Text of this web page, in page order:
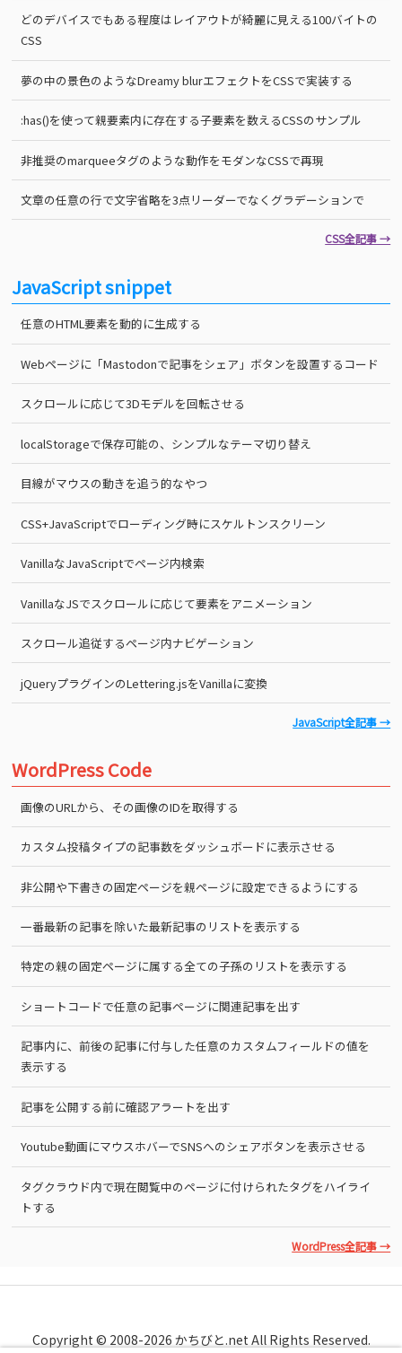
どのデバイスでもある程度はレイアウトが綺麗に見える100バイトの
CSS
夢の中の景色のようなDreamy blurエフェクトをCSSで実装する
:has()を使って親要素内に存在する子要素を数えるCSSのサンプル
非推奨のmarqueeタグのような動作をモダンなCSSで再現
文章の任意の行で文字省略を3点リーダーでなくグラデーションで
CSS全記事 →
JavaScript snippet
任意のHTML要素を動的に生成する
Webページに「Mastodonで記事をシェア」ボタンを設置するコード
スクロールに応じて3Dモデルを回転させる
localStorageで保存可能の、シンプルなテーマ切り替え
目線がマウスの動きを追う的なやつ
CSS+JavaScriptでローディング時にスケルトンスクリーン
VanillaなJavaScriptでページ内検索
VanillaなJSでスクロールに応じて要素をアニメーション
スクロール追従するページ内ナビゲーション
jQueryプラグインのLettering.jsをVanillaに変換
JavaScript全記事 →
WordPress Code
画像のURLから、その画像のIDを取得する
カスタム投稿タイプの記事数をダッシュボードに表示させる
非公開や下書きの固定ページを親ページに設定できるようにする
一番最新の記事を除いた最新記事のリストを表示する
特定の親の固定ページに属する全ての子孫のリストを表示する
ショートコードで任意の記事ページに関連記事を出す
記事内に、前後の記事に付与した任意のカスタムフィールドの値を
表示する
記事を公開する前に確認アラートを出す
Youtube動画にマウスホバーでSNSへのシェアボタンを表示させる
タグクラウド内で現在閲覧中のページに付けられたタグをハイライ
トする
WordPress全記事 →
Copyright © 2008-2026 かちびと.net All Rights Reserved.